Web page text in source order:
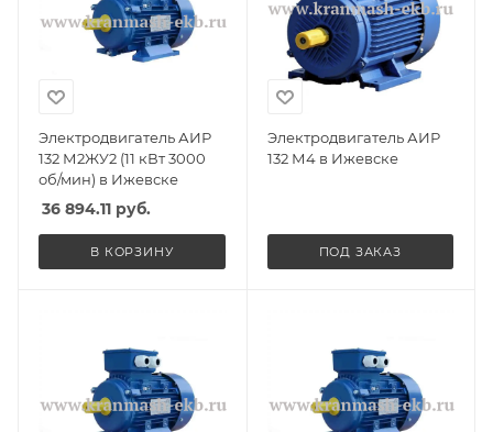
Электродвигатель АИР
132 М2ЖУ2 (11 кВт 3000
об/мин) в Ижевске
36 894.11 руб.
В КОРЗИНУ
Электродвигатель АИР
132 М4 в Ижевске
ПОД ЗАКАЗ